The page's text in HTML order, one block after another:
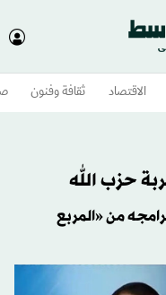
الاقتصاد ثقافة وفنون
حزب الله
من «المربع